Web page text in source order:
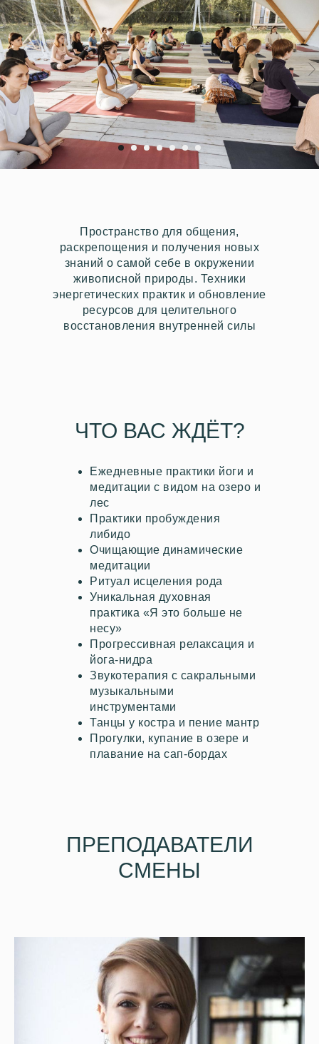
Пространство для общения,
раскрепощения и получения новых
знаний о самой себе в окружении
живописной природы. Техники
энергетических практик и обновление
ресурсов для целительного
восстановления внутренней силы
Ежедневные практики йоги и
медитации с видом на озеро и
лес
Практики пробуждения
либидо
Очищающие динамические
медитации
Ритуал исцеления рода
Уникальная духовная
практика «Я это больше не
несу»
Прогрессивная релаксация и
йога-нидра
Звукотерапия с сакральными
музыкальными
инструментами
Танцы у костра и пение мантр
Прогулки, купание в озере и
плавание на сап-бордах
ЧТО ВАС ЖДЁТ?
ПРЕПОДАВАТЕЛИ
СМЕНЫ